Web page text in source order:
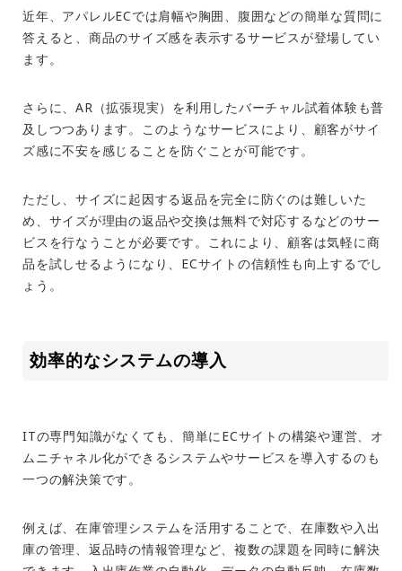
近年、アパレルECでは肩幅や胸囲、腹囲などの簡単な質問に
答えると、商品のサイズ感を表示するサービスが登場してい
ます。
さらに、 AR （拡張現実）を利用したバーチャル試着体験も普
及しつつあります。このようなサービスにより、顧客がサイ
ズ感に不安を感じることを防ぐことが可能です。
ただし、サイズに起因する返品を完全に防ぐのは難しいた
め、サイズが理由の返品や交換は無料で対応するなどのサー
ビスを行なうことが必要です。これにより、顧客は気軽に商
品を試しせるようになり、 ECサイトの信頼性も向上するでし
ょう。
効率的なシステムの導入
ITの専門知識がなくても、簡単にECサイトの構築や運営、オ
ムニチャネル化ができるシステムやサービスを導入するのも
一つの解決策です。
例えば、在庫管理システムを活用することで、在庫数や入出
庫の管理、返品時の情報管理など、複数の課題を同時に解決